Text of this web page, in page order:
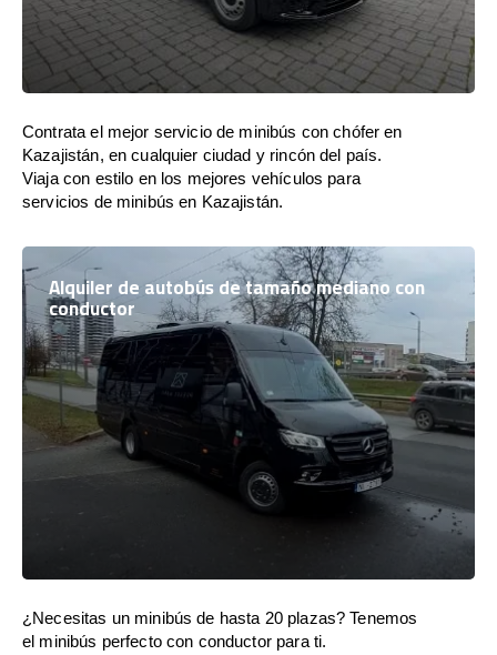
Contrata el mejor servicio de minibús con chófer en
Kazajistán, en cualquier ciudad y rincón del país.
Viaja con estilo en los mejores vehículos para
servicios de minibús en Kazajistán.
Alquiler de autobús de tamaño mediano con
conductor
¿Necesitas un minibús de hasta 20 plazas? Tenemos
el minibús perfecto con conductor para ti.